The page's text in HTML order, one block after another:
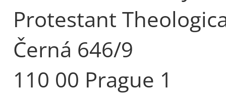
Protestant
Černá 646/9
110 00 Prague 1